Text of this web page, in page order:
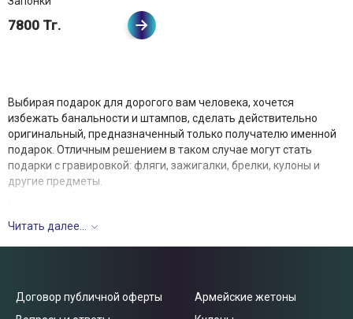
7800 Тг.
Выбирая подарок для дорогого вам человека, хочется
избежать банальности и штампов, сделать действительно
оригинальный, предназначенный только получателю именной
подарок. Отличным решением в таком случае могут стать
подарки с гравировкой: фляги, зажигалки, брелки, кулоны и
другие предметы.
надписи: пожелания, напутствия, имя получателя или дарителя,
Наша компания предлагает следующие виды подарков с
Читать далее...
Договор публичной оферты
Армейские жетоны